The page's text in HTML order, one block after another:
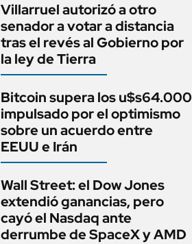
Villarruel autorizó a otro
senador a votar a distancia
tras el revés al Gobierno por
la ley de Tierra
Bitcoin supera los u$s64.000
impulsado por el optimismo
sobre un acuerdo entre
EEUU e Irán
Wall Street: el Dow Jones
extendió ganancias, pero
cayó el Nasdaq ante
derrumbe de SpaceX y AMD